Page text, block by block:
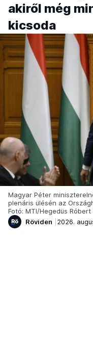
akiről még
kicsoda
Magyar Péter
plenáris ülésén az
Fotó: MTI/Hegedüs Róbert
Röviden
2026.